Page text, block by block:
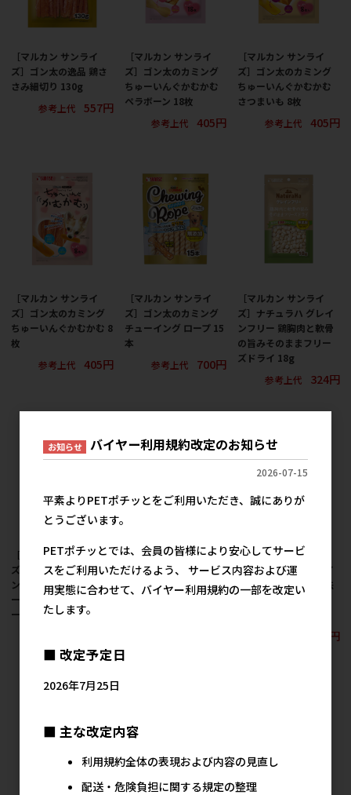
［マルカン サンライ
ズ］ゴン太の逸品 鶏さ
さみ細切り 130g
参考上代
557円
［マルカン サンライ
ズ］ゴン太のカミング
ちゅーいんぐかむかむ
ペラボーン 18枚
参考上代
405円
［マルカン サンライ
ズ］ゴン太のカミング
ちゅーいんぐかむかむ
さつまいも 8枚
参考上代
405円
［マルカン サンライ
ズ］ゴン太のカミング
ちゅーいんぐかむかむ 8
枚
参考上代
405円
［マルカン サンライ
ズ］ゴン太のカミング
チューイング ロープ 15
本
参考上代
700円
［マルカン サンライ
ズ］ナチュラハ グレイ
ンフリー 鶏胸肉と軟骨
の旨みそのままフリー
ズドライ 18g
参考上代
324円
［マルカン サンライ
ズ］ナチュラハ グレイ
ンフリー 鶏胸肉とレバ
ーの旨みそのままフリ
ーズドライ 18g
［マルカン サンライ
ズ］ナチュラハ グレイ
ンフリー 特殊加熱製法
で調理した鴨ササミ角
［マルカン サンライ
ズ］ナチュラハ グレイ
ンフリー 特殊加熱製法
で調理した鴨ササミス
534円
お知らせ バイヤー利用規約改定のお知らせ
2026-07-15
平素よりPETポチッとをご利用いただき、誠にありが
とうございます。
PETポチッとでは、会員の皆様により安心してサービ
スをご利用いただけるよう、 サービス内容および運
用実態に合わせて、バイヤー利用規約の一部を改定い
たします。
■ 改定予定日
2026年7月25日
■ 主な改定内容
利用規約全体の表現および内容の見直し
配送・危険負担に関する規定の整理